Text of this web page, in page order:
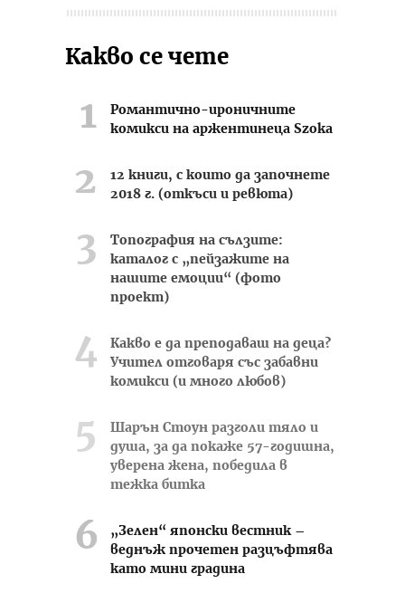
Какво се чете
Романтично-ироничните
комикси на аржентинеца Szoka
12 книги, с които да започнете
2018 г. (откъси и ревюта)
Топография на сълзите:
каталог с „пейзажите на
нашите емоции“ (фото
проект)
Какво е да преподаваш на деца?
Учител отговаря със забавни
комикси (и много любов)
Шарън Стоун разголи тяло и
душа, за да покаже 57-годишна,
уверена жена, победила в
тежка битка
„Зелен“ японски вестник –
веднъж прочетен разцъфтява
като мини градина